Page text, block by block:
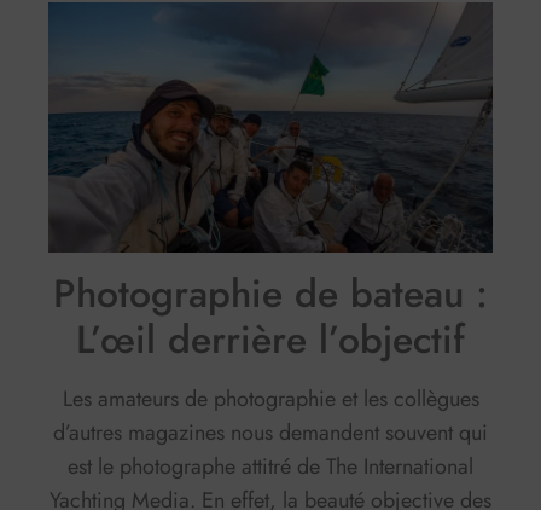
Photographie de bateau :
L’œil derrière l’objectif
Les amateurs de photographie et les collègues
d’autres magazines nous demandent souvent qui
est le photographe attitré de The International
Yachting Media. En effet, la beauté objective des